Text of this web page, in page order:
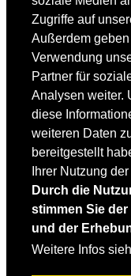
Zugriffe auf
Außerdem
Verwendung
Partner für
Analysen weiter.
diese
weiteren Daten
bereitgestellt
Ihrer Nutzung
Durch die
stimmen Sie
und der
Weitere Infos
SKI
SKITEST
Ski-FAQ
Tipps Ski-
Ski-Typen
Skishops
EQUIPMENT
Skischuhe
Bootfitting
Skihelme
Skiservice